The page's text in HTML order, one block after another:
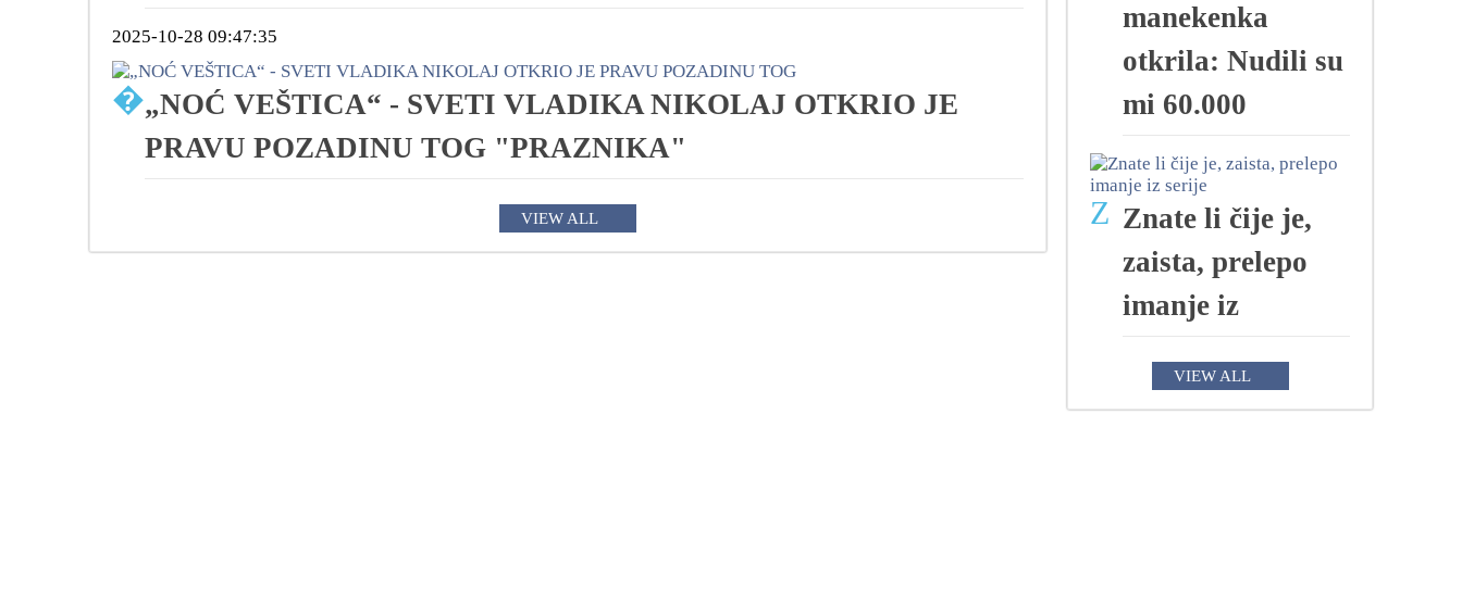
2025-10-28 09:47:35
�„NOĆ VEŠTICA“ - SVETI VLADIKA NIKOLAJ OTKRIO JE
PRAVU POZADINU TOG "PRAZNIKA"
VIEW ALL
manekenka
otkrila: Nudili su
mi 60.000
Z Znate li čije je,
zaista, prelepo
imanje iz
VIEW ALL